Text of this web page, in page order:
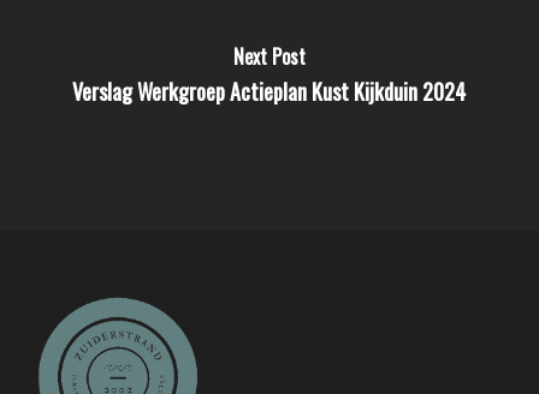
Next Post
Verslag Werkgroep Actieplan Kust Kijkduin 2024